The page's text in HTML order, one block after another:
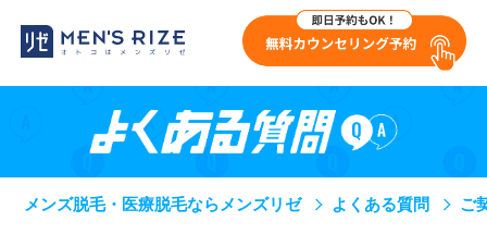
メンズ脱毛・医療脱毛ならメンズリゼ よくある質問 ご